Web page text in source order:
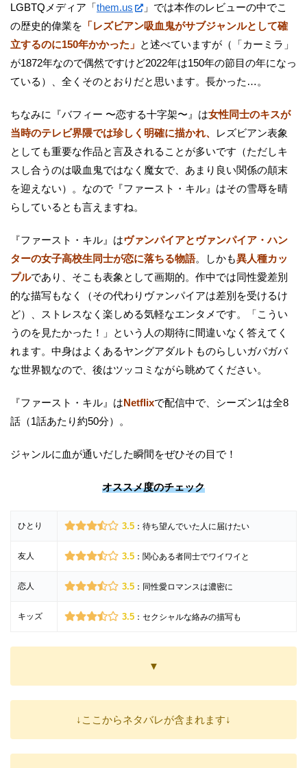
LGBTQメディア「them.us
」では本作のレビューの中でこ
の歴史的偉業を 「レズビアン吸血鬼がサブジャンルとして確
立するのに150年かかった」 と述べていますが（「カーミラ」
が1872年なので偶然ですけど2022年は150年の節目の年になっ
ている）、全くそのとおりだと思います。長かった…。
ちなみに『バフィー 〜恋する十字架〜』は女性同士のキスが
当時のテレビ界隈では珍しく明確に描かれ、
レズビアン表象
としても重要な作品と言及されることが多いです（ただしキ
スし合うのは吸血鬼ではなく魔女で、あまり良い関係の顛末
を迎えない）。なので『ファースト・キル』はその雪辱を晴
らしているとも言えますね。
『ファースト・キル』はヴァンパイアとヴァンパイア・ハン
ターの女子高校生同士が恋に落ちる物語。しかも異人種カッ
プルであり、そこも表象として画期的。作中では同性愛差別
的な描写もなく（その代わりヴァンパイアは差別を受けるけ
ど）、ストレスなく楽しめる気軽なエンタメです。「こうい
うのを見たかった！」という人の期待に間違いなく答えてく
れます。中身はよくあるヤングアダルトものらしいガバガバ
な世界観なので、後はツッコミながら眺めてください。
『ファースト・キル』はNetflixで配信中で、シーズン1は全8
話（1話あたり約50分）。
ジャンルに血が通いだした瞬間をぜひその目で！
オススメ度のチェック
ひとり 3.5：待ち望んでいた人に届けたい
友人 3.5：関心ある者同士でワイワイと
恋人 3.5：同性愛ロマンスは濃密に
キッズ 3.5：セクシャルな絡みの描写も
▼
↓ここからネタバレが含まれます↓